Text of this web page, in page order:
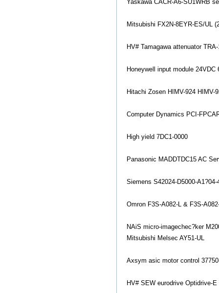
Yaskawa CACR-A6-SU1WRB
Mitsubishi FX2N-8EYR-ES/UL
HV# Tamagawa attenuator
Honeywell input module 24VDC
Hitachi Zosen HIMV-924 HIMV-
Computer Dynamics PCI-
High yield 7DC1-0000
Panasonic MADDTDC15 AC
Siemens S42024-D5000-
Omron F3S-A082-L & F3S-
NAiS micro-imagechec?ker
Mitsubishi Melsec AY51-UL
Axsym asic motor control
HV# SEW eurodrive Optidrive-